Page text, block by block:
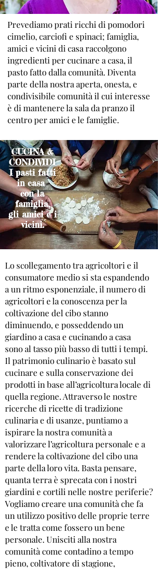
Prevediamo prati ricchi di pomodori
cimelio, carciofi e spinaci; famiglia,
amici e vicini di casa raccolgono
ingredienti per cucinare a casa, il
pasto fatto dalla comunità. Diventa
parte della nostra aperta, onesta, e
condivisibile comunità il cui interesse
è di mantenere la sala da pranzo il
centro per amici e le famiglie.
CUCINA &
CONDIVIDI
I pasti fatti
in casa
conla
famiglia,
gli amici e i
vicini.
Lo scollegamento tra agricoltori e il
consumatore medio si sta espandendo
a un ritmo esponenziale, il numero di
agricoltori e la conoscenza per la
coltivazione del cibo stanno
diminuendo, e posseddendo un
giardino a casa e cucinando a casa
sono al tasso più basso di tutti i tempi.
Il patrimonio culinario è basato sul
cucinare e sulla conservazione dei
prodotti in base all’agricoltura locale di
quella regione. Attraverso le nostre
ricerche di ricette di tradizione
culinaria e di usanze, puntiamo a
ispirare la nostra comunità a
valorizzare l’agricoltura personale e a
rendere la coltivazione del cibo una
parte della loro vita. Basta pensare,
quanta terra è sprecata con i nostri
giardini e cortili nelle nostre periferie?
Vogliamo creare una comunità che fa
un utilizzo positivo delle proprie terre
e le tratta come fossero un bene
personale. Unisciti alla nostra
comunità come contadino a tempo
pieno, coltivatore di stagione,